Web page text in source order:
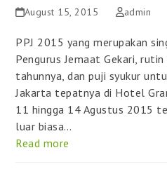
August 15, 2015 admin
PPJ 2015 yang merupakan
Pengurus Jemaat Gekari,
tahunnya, dan puji syukur
Jakarta tepatnya di Hotel
11 hingga 14 Agustus 2015
luar biasa…
Read more